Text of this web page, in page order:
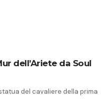
dell’Ariete da Soul
del cavaliere della prima